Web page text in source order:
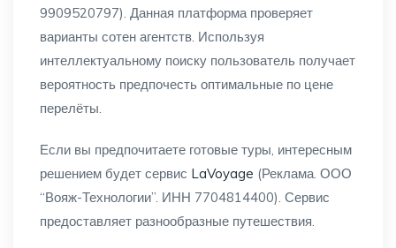
9909520797). Данная платформа проверяет
варианты сотен агентств. Используя
интеллектуальному поиску пользователь получает
вероятность предпочесть оптимальные по цене
перелёты.
Если вы предпочитаете готовые туры, интересным
решением будет сервис LaVoyage (Реклама. ООО
“Вояж-Технологии”. ИНН 7704814400). Сервис
предоставляет разнообразные путешествия.